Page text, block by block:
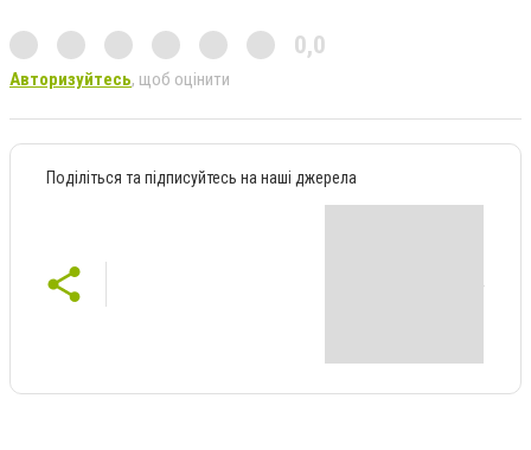
0,0
Авторизуйтесь, щоб оцінити
Поділіться та підписуйтесь на наші джерела